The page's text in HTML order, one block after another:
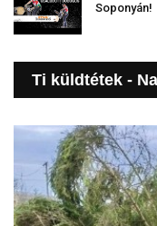
Soponyán!
Ti küldtétek -